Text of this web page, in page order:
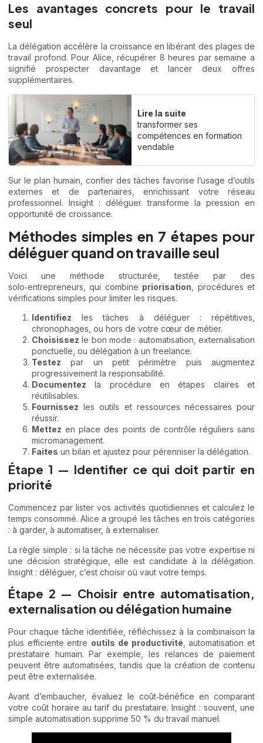
Les avantages concrets pour le travail
seul
La délégation accélère la croissance en libérant des plages de
travail profond. Pour Alice, récupérer 8 heures par semaine a
signifié prospecter davantage et lancer deux offres
supplémentaires.
Lire la suite
transformer ses
compétences en formation
vendable
Sur le plan humain, confier des tâches favorise l’usage d’outils
externes et de partenaires, enrichissant votre réseau
professionnel. Insight : déléguer transforme la pression en
opportunité de croissance.
Méthodes simples en 7 étapes pour
déléguer quand on travaille seul
Voici une méthode structurée, testée par des
solo‑entrepreneurs, qui combine priorisation , procédures et
vérifications simples pour limiter les risques.
Identifiez les tâches à déléguer : répétitives,
chronophages, ou hors de votre cœur de métier.
Choisissez le bon mode : automatisation, externalisation
ponctuelle, ou délégation à un freelance.
Testez par un petit périmètre puis augmentez
progressivement la responsabilité.
Documentez la procédure en étapes claires et
réutilisables.
Fournissez les outils et ressources nécessaires pour
réussir.
Mettez en place des points de contrôle réguliers sans
micromanagement.
Faites un bilan et ajustez pour pérenniser la délégation.
Étape 1 — Identifier ce qui doit partir en
priorité
Commencez par lister vos activités quotidiennes et calculez le
temps consommé. Alice a groupé les tâches en trois catégories
: à garder, à automatiser, à externaliser.
La règle simple : si la tâche ne nécessite pas votre expertise ni
une décision stratégique, elle est candidate à la délégation.
Insight : déléguer, c’est choisir où vaut votre temps.
Étape 2 — Choisir entre automatisation,
externalisation ou délégation humaine
Pour chaque tâche identifiée, réfléchissez à la combinaison la
plus efficiente entre outils de productivité , automatisation et
prestataire humain. Par exemple, les relances de paiement
peuvent être automatisées, tandis que la création de contenu
peut être externalisée.
Avant d’embaucher, évaluez le coût‑bénéfice en comparant
votre coût horaire au tarif du prestataire. Insight : souvent, une
simple automatisation supprime 50 % du travail manuel.